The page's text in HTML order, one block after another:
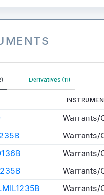
Derivatives (11)
Warrants/
Warrants/
Warrants/
Warrants/
Warrants/